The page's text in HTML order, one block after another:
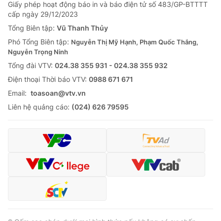
Sản phẩm
Thị trường
Tư vấn
Lịch phát sóng
Chuyên mục khác
Emagazine Podcast
Photo Infographic
Shorts video
VTV Money VTV Thể thao
VTV Sức khoẻ
Giấy phép hoạt động báo in và báo điện tử số 483/GP-BTTTT
cấp ngày 29/12/2023
Tổng Biên tập: Vũ Thanh Thủy
Phó Tổng Biên tập: Nguyễn Thị Mỹ Hạnh, Phạm Quốc Thắng,
Nguyễn Trọng Ninh
Tổng đài VTV: 024.38 355 931 - 024.38 355 932
Ðiện thoại Thời báo VTV: 0988 671 671
Email: toasoan@vtv.vn
Liên hệ quảng cáo: (024) 626 79595